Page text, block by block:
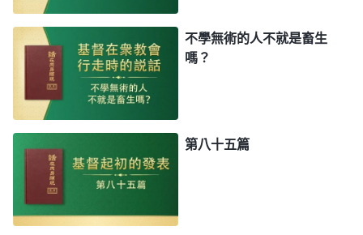
不學無術的人不就是畜生
嗎？
第八十五篇